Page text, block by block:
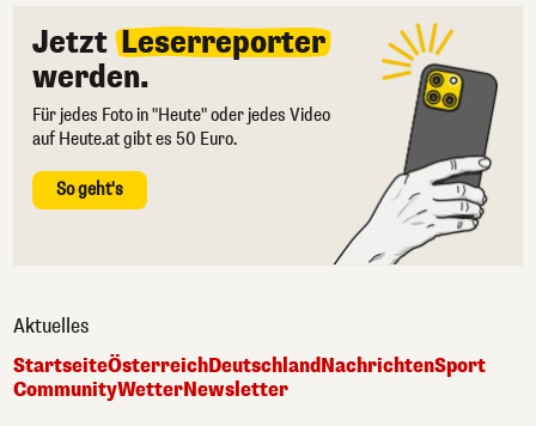
Jetzt Leserreporter
werden.
Für jedes Foto in "Heute" oder jedes Video
auf Heute.at gibt es 50 Euro.
So geht's
Aktuelles
StartseiteÖsterreichDeutschlandNachrichtenSport
CommunityWetterNewsletter